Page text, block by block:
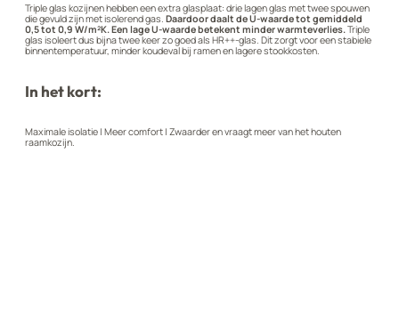
Triple glas kozijnen hebben een extra glasplaat: drie lagen glas met twee spouwen
die gevuld zijn met isolerend gas. Daardoor daalt de U-waarde tot gemiddeld
0,5 tot 0,9 W/m²K. Een lage U-waarde betekent minder warmteverlies. Triple
glas isoleert dus bijna twee keer zo goed als HR++-glas. Dit zorgt voor een stabiele
binnentemperatuur, minder koudeval bij ramen en lagere stookkosten.
In het kort:
Maximale isolatie | Meer comfort | Zwaarder en vraagt meer van het houten
raamkozijn.